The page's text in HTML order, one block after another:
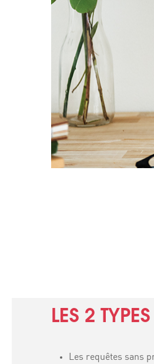
LES 2
Les requêtes sans